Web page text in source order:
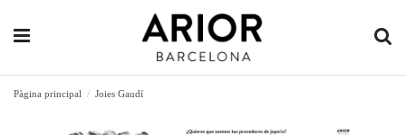
Pàgina principal Joies Gaudí